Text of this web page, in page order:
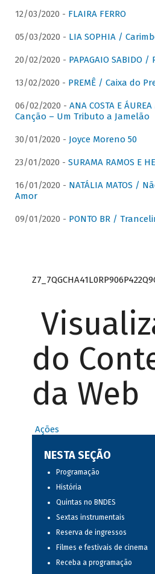
12/03/2020 - FLAIRA FERRO
05/03/2020 - LIA SOPHIA /
20/02/2020 - PAPAGAIO SABIDO /
13/02/2020 - PREMÊ / Caixa do
06/02/2020 - ANA COSTA E
Canção – Um Tributo a Jamelão
30/01/2020 - Joyce Moreno 50
23/01/2020 - SURAMA RAMOS E
16/01/2020 - NATÁLIA MATOS /
Amor
09/01/2020 - PONTO BR /
do
da Web
Ações
NESTA SEÇÃO
Programação
História
Quintas no BNDES
Sextas instrumentais
Reserva de ingressos
Filmes e festivais de cinema
Receba a programação